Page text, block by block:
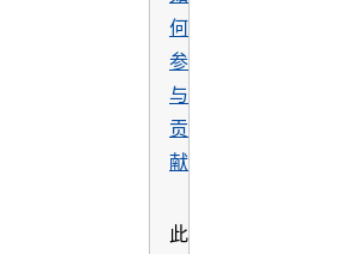
何
参
与
贡
献
此